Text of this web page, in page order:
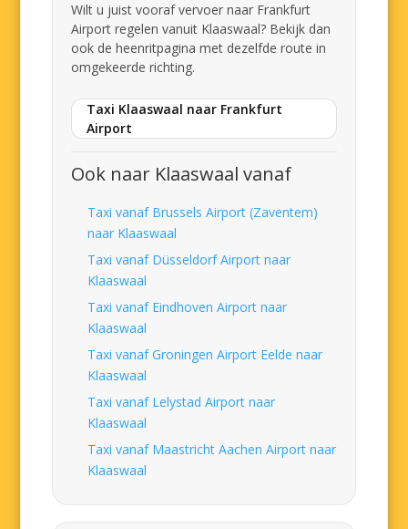
Wilt u juist vooraf vervoer naar Frankfurt
Airport regelen vanuit Klaaswaal? Bekijk dan
ook de heenritpagina met dezelfde route in
omgekeerde richting.
Taxi Klaaswaal naar Frankfurt
Airport
Ook naar Klaaswaal vanaf
Taxi vanaf Brussels Airport (Zaventem)
naar Klaaswaal
Taxi vanaf Düsseldorf Airport naar
Klaaswaal
Taxi vanaf Eindhoven Airport naar
Klaaswaal
Taxi vanaf Groningen Airport Eelde naar
Klaaswaal
Taxi vanaf Lelystad Airport naar
Klaaswaal
Taxi vanaf Maastricht Aachen Airport naar
Klaaswaal